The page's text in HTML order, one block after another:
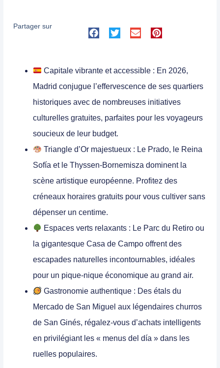
Partager sur
Capitale vibrante et accessible : En 2026,
Madrid conjugue l’effervescence de ses quartiers
historiques avec de nombreuses initiatives
culturelles gratuites, parfaites pour les voyageurs
soucieux de leur budget.
Triangle d’Or majestueux : Le Prado, le Reina
Sofía et le Thyssen-Bornemisza dominent la
scène artistique européenne. Profitez des
créneaux horaires gratuits pour vous cultiver sans
dépenser un centime.
Espaces verts relaxants : Le Parc du Retiro ou
la gigantesque Casa de Campo offrent des
escapades naturelles incontournables, idéales
pour un pique-nique économique au grand air.
Gastronomie authentique : Des étals du
Mercado de San Miguel aux légendaires churros
de San Ginés, régalez-vous d’achats intelligents
en privilégiant les « menus del día » dans les
ruelles populaires.